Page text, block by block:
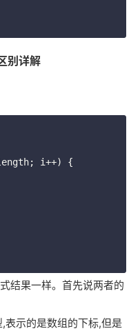
别详解
i++) {
结果一样。首先说两者的
示的是数组的下标,但是